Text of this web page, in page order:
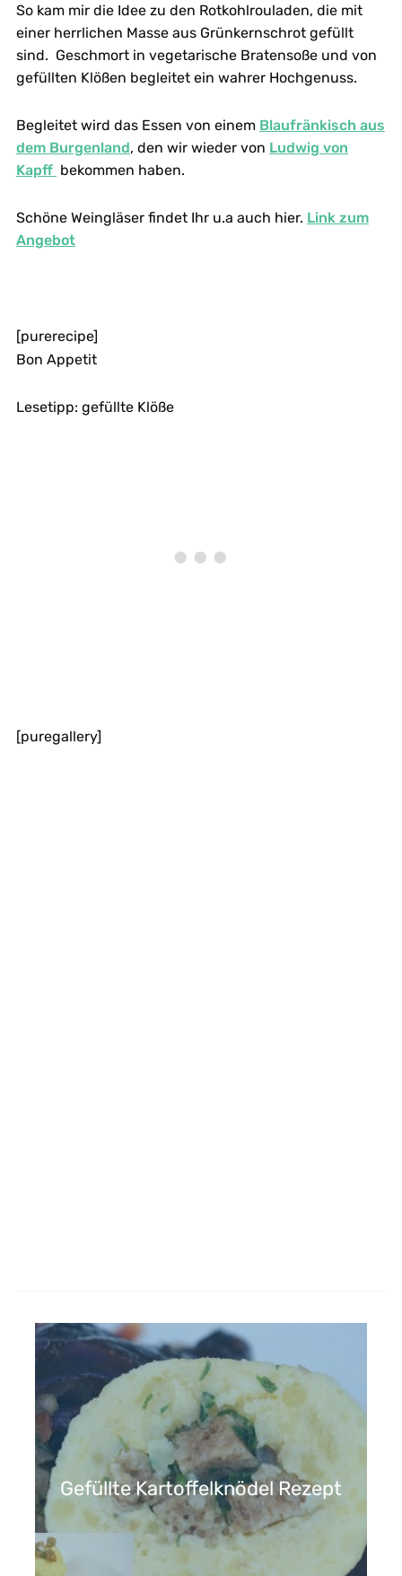
So kam mir die Idee zu den Rotkohlrouladen, die mit
einer herrlichen Masse aus Grünkernschrot gefüllt
sind. Geschmort in vegetarische Bratensoße und von
gefüllten Klößen begleitet ein wahrer Hochgenuss.
Begleitet wird das Essen von einem Blaufränkisch aus
dem Burgenland, den wir wieder von Ludwig von
Kapff bekommen haben.
Schöne Weingläser findet Ihr u.a auch hier. Link zum
Angebot
[purerecipe]
Bon Appetit
Lesetipp: gefüllte Klöße
[puregallery]
Gefüllte Kartoffelknödel Rezept